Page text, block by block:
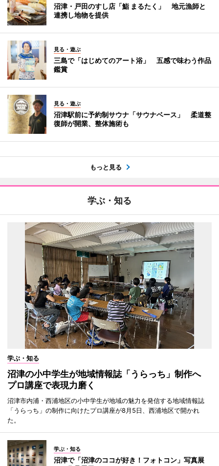
沼津・戸田のすし店「鮨 まるたく」 地元漁師と
連携し地物を提供
見る・遊ぶ
三島で「はじめてのアート浴」 五感で味わう作品
鑑賞
見る・遊ぶ
沼津駅前に予約制サウナ「サウナベース」 柔道整
復師が開業、整体施術も
もっと見る
学ぶ・知る
学ぶ・知る
沼津の小中学生が地域情報誌「うらっち」制作へ
プロ講座で表現力磨く
沼津市内浦・西浦地区の小中学生が地域の魅力を発信する地域情報誌
「うらっち」の制作に向けたプロ講座が8月5日、西浦地区で開かれ
た。
学ぶ・知る
沼津で「沼津のココが好き！フォトコン」写真展